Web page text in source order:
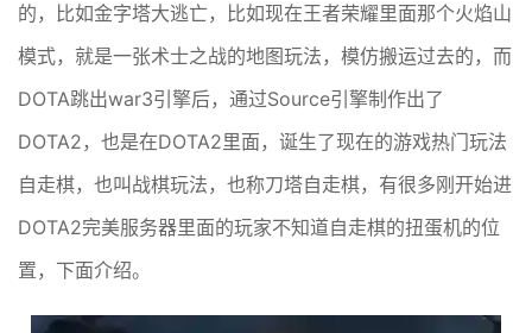
的，比如金字塔大逃亡，比如现在王者荣耀里面那个火焰山
模式，就是一张术士之战的地图玩法，模仿搬运过去的，而
DOTA跳出war3引擎后，通过Source引擎制作出了
DOTA2，也是在DOTA2里面，诞生了现在的游戏热门玩法
自走棋，也叫战棋玩法，也称刀塔自走棋，有很多刚开始进
DOTA2完美服务器里面的玩家不知道自走棋的扭蛋机的位
置，下面介绍。